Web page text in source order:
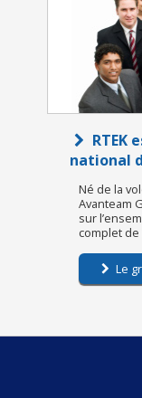
RTEK
national
Né de la
Avanteam
sur
complet
Le